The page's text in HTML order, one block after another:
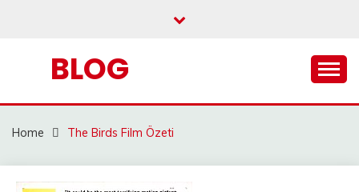
BLOG
Home The Birds Film Özeti